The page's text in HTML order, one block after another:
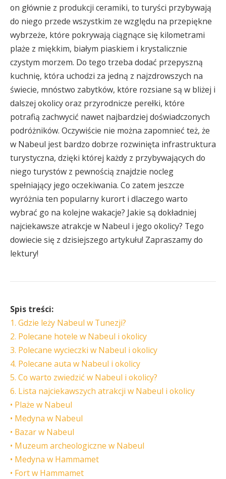
on głównie z produkcji ceramiki, to turyści przybywają
do niego przede wszystkim ze względu na przepiękne
wybrzeże, które pokrywają ciągnące się kilometrami
plaże z miękkim, białym piaskiem i krystalicznie
czystym morzem. Do tego trzeba dodać przepyszną
kuchnię, która uchodzi za jedną z najzdrowszych na
świecie, mnóstwo zabytków, które rozsiane są w bliżej i
dalszej okolicy oraz przyrodnicze perełki, które
potrafią zachwycić nawet najbardziej doświadczonych
podróżników. Oczywiście nie można zapomnieć też, że
w Nabeul jest bardzo dobrze rozwinięta infrastruktura
turystyczna, dzięki której każdy z przybywających do
niego turystów z pewnością znajdzie nocleg
spełniający jego oczekiwania. Co zatem jeszcze
wyróżnia ten popularny kurort i dlaczego warto
wybrać go na kolejne wakacje? Jakie są dokładniej
najciekawsze atrakcje w Nabeul i jego okolicy? Tego
dowiecie się z dzisiejszego artykułu! Zapraszamy do
lektury!
Spis treści:
1. Gdzie leży Nabeul w Tunezji?
2. Polecane hotele w Nabeul i okolicy
3. Polecane wycieczki w Nabeul i okolicy
4. Polecane auta w Nabeul i okolicy
5. Co warto zwiedzić w Nabeul i okolicy?
6. Lista najciekawszych atrakcji w Nabeul i okolicy
• Plaże w Nabeul
• Medyna w Nabeul
• Bazar w Nabeul
• Muzeum archeologiczne w Nabeul
• Medyna w Hammamet
• Fort w Hammamet